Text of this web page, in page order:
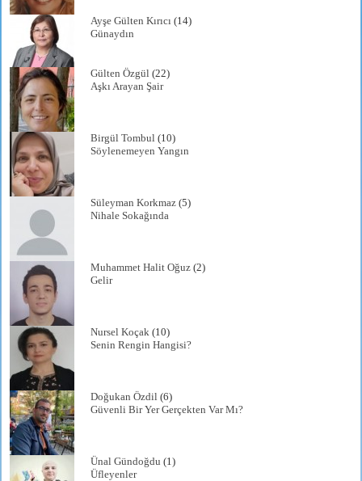
Ayşe Gülten Kırıcı (14)
Günaydın
Gülten Özgül (22)
Aşkı Arayan Şair
Birgül Tombul (10)
Söylenemeyen Yangın
Süleyman Korkmaz (5)
Nihale Sokağında
Muhammet Halit Oğuz (2)
Gelir
Nursel Koçak (10)
Senin Rengin Hangisi?
Doğukan Özdil (6)
Güvenli Bir Yer Gerçekten Var Mı?
Ünal Gündoğdu (1)
Üfleyenler